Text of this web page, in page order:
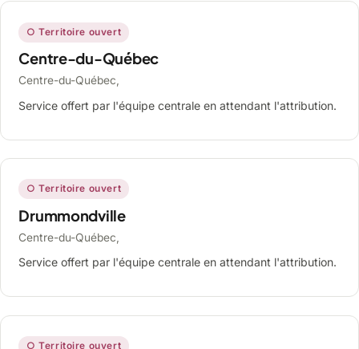
○ Territoire ouvert
Centre-du-Québec
Centre-du-Québec,
Service offert par l'équipe centrale en attendant l'attribution.
○ Territoire ouvert
Drummondville
Centre-du-Québec,
Service offert par l'équipe centrale en attendant l'attribution.
○ Territoire ouvert